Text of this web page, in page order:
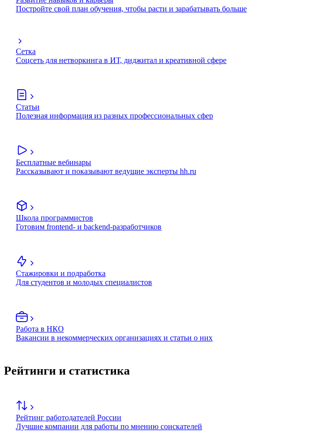
Постройте свой план обучения, чтобы расти и зарабатывать больше
Сетка
Соцсеть для нетворкинга в ИТ, диджитал и креативной сфере
Статьи
Полезная информация из разных профессиональных сфер
Бесплатные вебинары
Рассказывают и показывают ведущие эксперты hh.ru
Школа программистов
Готовим frontend- и backend-разработчиков
Стажировки и подработка
Для студентов и молодых специалистов
Работа в НКО
Вакансии в некоммерческих организациях и статьи о них
Рейтинги и статистика
Рейтинг работодателей России
Лучшие компании для работы по мнению соискателей